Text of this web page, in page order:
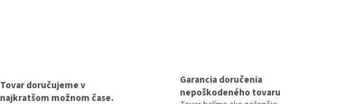
Tovar doručujeme v
najkratšom možnom čase.
Garancia doručenia
nepoškodeného tovaru